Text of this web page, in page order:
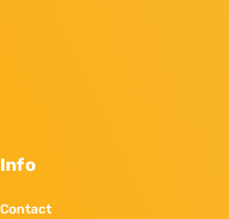
Info
Contact